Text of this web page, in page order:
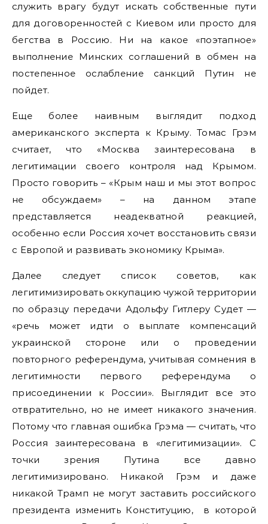
служить врагу будут искать собственные пути
для договоренностей с Киевом или просто для
бегства в Россию. Ни на какое «поэтапное»
выполнение Минских соглашений в обмен на
постепенное ослабление санкций Путин не
пойдет.
Еще более наивным выглядит подход
американского эксперта к Крыму. Томас Грэм
считает, что «Москва заинтересована в
легитимации своего контроля над Крымом.
Просто говорить – «Крым наш и мы этот вопрос
не обсуждаем» – на данном этапе
представляется неадекватной реакцией,
особенно если Россия хочет восстановить связи
с Европой и развивать экономику Крыма».
Далее следует список советов, как
легитимизировать оккупацию чужой территории
по образцу передачи Адольфу Гитлеру Судет —
«речь может идти о выплате компенсаций
украинской стороне или о проведении
повторного референдума, учитывая сомнения в
легитимности первого референдума о
присоединении к России». Выглядит все это
отвратительно, но не имеет никакого значения.
Потому что главная ошибка Грэма — считать, что
Россия заинтересована в «легитимизации». С
точки зрения Путина все давно
легитимизировано. Никакой Грэм и даже
никакой Трамп не могут заставить российского
президента изменить Конституцию, в которой